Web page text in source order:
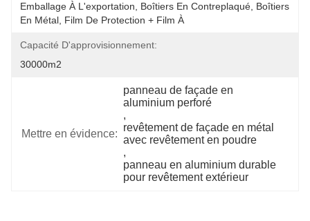
Emballage À L'exportation, Boîtiers En Contreplaqué, Boîtiers
En Métal, Film De Protection + Film À
Capacité D'approvisionnement:
30000m2
Mettre en évidence:
panneau de façade en
aluminium perforé
,
revêtement de façade en métal
avec revêtement en poudre
,
panneau en aluminium durable
pour revêtement extérieur